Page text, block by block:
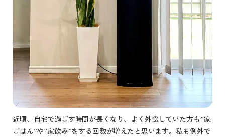
近頃、自宅で過ごす時間が長くなり、よく外食していた方も”家
ごはん”や”家飲み”をする回数が増えたと思います。私も例外で